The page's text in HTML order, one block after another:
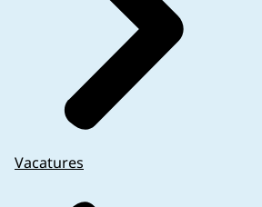
Vacatures